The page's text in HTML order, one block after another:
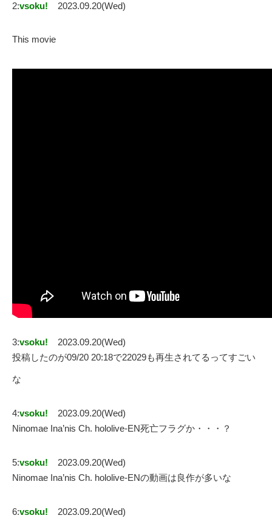
2:vsoku! 2023.09.20(Wed)
This movie
3:vsoku!
2023.09.20(Wed)
投稿したのが09/20 20:18で22029も再生されてるってすごい
な
4:vsoku!
2023.09.20(Wed)
Ninomae Ina’nis Ch. hololive-EN死亡フラグか・・・？
5:vsoku!
2023.09.20(Wed)
Ninomae Ina’nis Ch. hololive-ENの動画は良作が多いな
6:vsoku!
2023.09.20(Wed)